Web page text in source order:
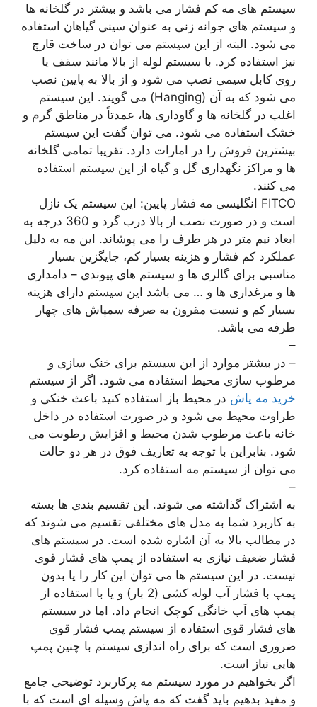
سیستم های مه کم فشار می باشد و بیشتر در گلخانه ها
و سیستم های جوانه زنی به عنوان سینی گیاهان استفاده
می شود. البته از این سیستم می توان در ساخت قارچ
نیز استفاده کرد. با سیستم لوله از بالا مانند سقف یا
روی کابل سیمی نصب می شود و از بالا به پایین نصب
می شود که به آن (Hanging) می گویند. این سیستم
اغلب در گلخانه ها و گاوداری ها، عمدتاً در مناطق گرم و
خشک استفاده می شود. می توان گفت این سیستم
بیشترین فروش را در امارات دارد. تقریبا تمامی گلخانه
ها و مراکز نگهداری گل و گیاه از این سیستم استفاده
می کنند.
FITCO انگلیسی مه فشار پایین: این سیستم یک نازل
است و در صورت نصب از بالا درب گرد و 360 درجه به
ابعاد نیم متر در هر طرف را می پوشاند. این مه به دلیل
عملکرد کم فشار و هزینه بسیار کم، جایگزین بسیار
مناسبی برای گالری ها و سیستم های پیوندی – دامداری
ها و مرغداری ها و … می باشد این سیستم دارای هزینه
بسیار کم و نسبت مقرون به صرفه سمپاش های چهار
طرفه می باشد.
–
– در بیشتر موارد از این سیستم برای خنک سازی و
مرطوب سازی محیط استفاده می شود. اگر از سیستم
خرید مه پاش در محیط باز استفاده کنید باعث خنکی و
طراوت محیط می شود و در صورت استفاده در داخل
خانه باعث مرطوب شدن محیط و افزایش رطوبت می
شود. بنابراین با توجه به تعاریف فوق در هر دو حالت
می توان از سیستم مه استفاده کرد.
–
به اشتراک گذاشته می شوند. این تقسیم بندی ها بسته
به کاربرد شما به مدل های مختلفی تقسیم می شوند که
در مطالب بالا به آن اشاره شده است. در سیستم های
فشار ضعیف نیازی به استفاده از پمپ های فشار قوی
نیست. در این سیستم ها می توان این کار را یا بدون
پمپ با فشار آب لوله کشی (2 بار) و یا با استفاده از
پمپ های آب خانگی کوچک انجام داد. اما در سیستم
های فشار قوی استفاده از سیستم پمپ فشار قوی
ضروری است که برای راه اندازی سیستم با چنین پمپ
هایی نیاز است.
اگر بخواهیم در مورد سیستم مه پرکاربرد توضیحی جامع
و مفید بدهیم باید گفت که مه پاش وسیله ای است که با